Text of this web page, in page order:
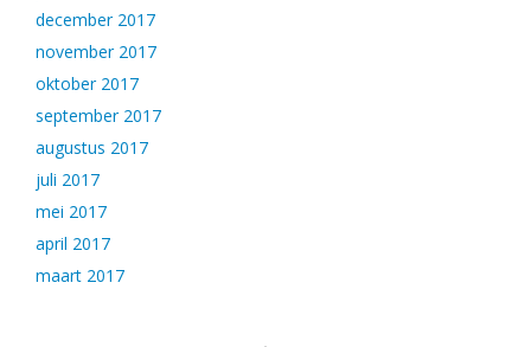
december 2017
november 2017
oktober 2017
september 2017
augustus 2017
juli 2017
mei 2017
april 2017
maart 2017